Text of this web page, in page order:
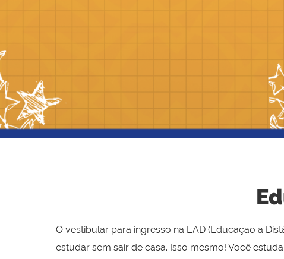
O vestibular para ingresso na EAD (Educação a
estudar sem sair de casa. Isso mesmo! Você